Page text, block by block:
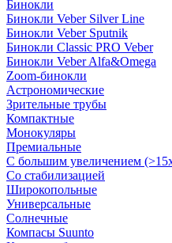
Бинокли
Бинокли Veber Silver Line
Бинокли Veber Sputnik
Бинокли Classic PRO Veber
Бинокли Veber Alfa&Omega
Zoom-бинокли
Астрономические
Зрительные трубы
Компактные
Монокуляры
Премиальные
С большим увеличением
Со стабилизацией
Широкопольные
Универсальные
Солнечные
Компасы Suunto